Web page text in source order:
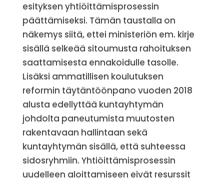
esityksen yhtiöittämisprosessin
päättämiseksi. Tämän taustalla on
näkemys siitä, ettei ministeriön em. kirje
sisällä selkeää sitoumusta rahoituksen
saattamisesta ennakoidulle tasolle.
Lisäksi ammatillisen koulutuksen
reformin täytäntöönpano vuoden 2018
alusta edellyttää kuntayhtymän
johdolta paneutumista muutosten
rakentavaan hallintaan sekä
kuntayhtymän sisällä, että suhteessa
sidosryhmiin. Yhtiöittämisprosessin
uudelleen aloittamiseen eivät resurssit